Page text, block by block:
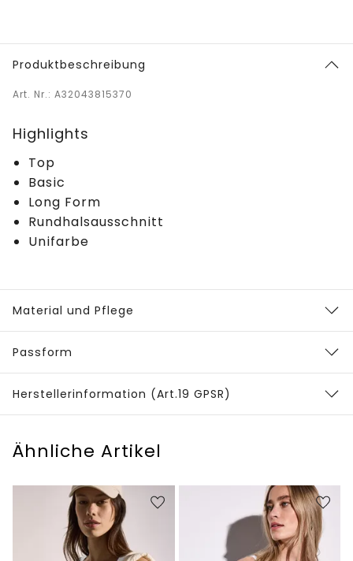
Produktbeschreibung
Art. Nr.: A32043815370
Highlights
Top
Basic
Long Form
Rundhalsausschnitt
Unifarbe
Material und Pflege
Passform
Herstellerinformation (Art.19 GPSR)
Ähnliche Artikel